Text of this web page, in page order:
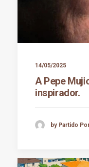
14/05/2025
A Pepe
inspirador.
by Partido